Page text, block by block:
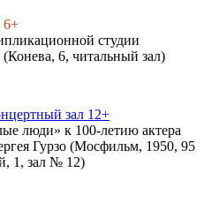
6+
студии
6, читальный зал)
зал 12+
люди» к 100-летию актера
Гурзо (Мосфильм, 1950, 95
1, зал № 12)